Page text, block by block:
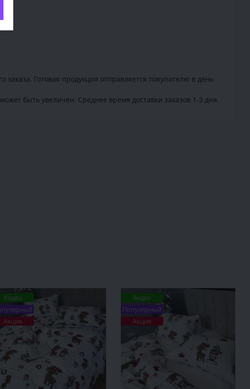
Готовая продукция отправляется покупателю в день
быть увеличен. Среднее время доставки заказов 1-3 дня.
Видео
Акция
Видео
Популярный
Акция